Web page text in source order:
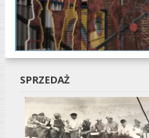
SPRZEDAŻ